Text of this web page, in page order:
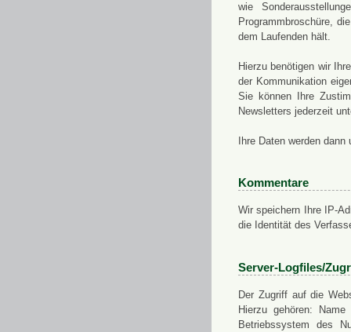
wie
Programmbroschüre,
dem Laufenden hält.
Hierzu benötigen wir
der Kommunikation
Sie können Ihre
Newsletters jederzeit
Ihre Daten werden
Kommentare
Wir speichern Ihre IP-
die Identität des
Server-Logfiles/
Der Zugriff auf die
Hierzu gehören:
Betriebssystem des